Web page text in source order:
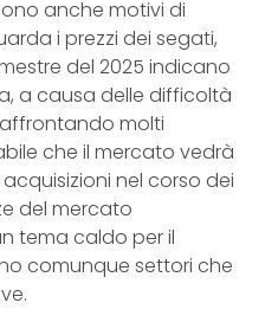
anche motivi di
i prezzi dei segati,
del 2025 indicano
a causa delle difficoltà
molti
che il mercato vedrà
nel corso dei
del mercato
tema caldo per il
comunque settori che